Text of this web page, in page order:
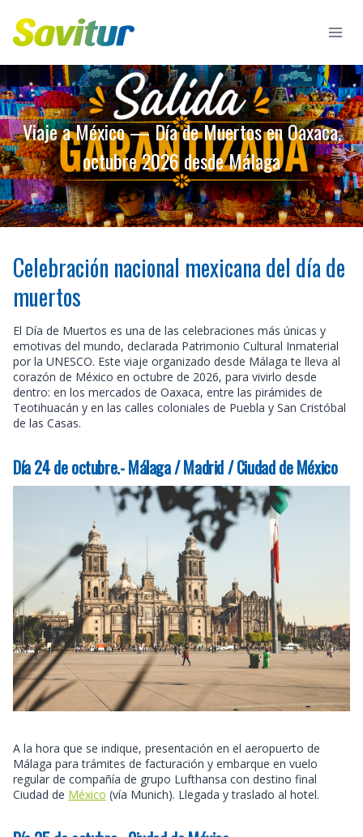
contenido
Viaje a México — Día de Muertos en Oaxaca,
octubre 2026 desde Málaga
Celebración nacional mexicana del día de
muertos
El Día de Muertos es una de las celebraciones más únicas y
emotivas del mundo, declarada Patrimonio Cultural Inmaterial
por la UNESCO. Este viaje organizado desde Málaga te lleva al
corazón de México en octubre de 2026, para vivirlo desde
dentro: en los mercados de Oaxaca, entre las pirámides de
Teotihuacán y en las calles coloniales de Puebla y San Cristóbal
de las Casas.
Día 24 de octubre.- Málaga / Madrid / Ciudad de México
A la hora que se indique, presentación en el aeropuerto de
Málaga para trámites de facturación y embarque en vuelo
regular de compañía de grupo Lufthansa con destino final
Ciudad de México (vía Munich). Llegada y traslado al hotel.